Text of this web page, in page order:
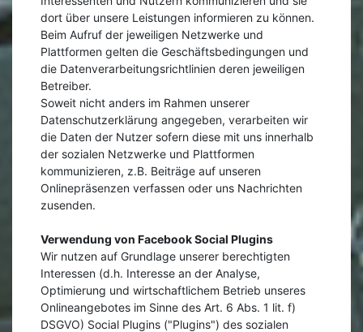
dort über unsere Leistungen informieren zu können.
Beim Aufruf der jeweiligen Netzwerke und
Plattformen gelten die Geschäftsbedingungen und
die Datenverarbeitungsrichtlinien deren jeweiligen
Betreiber.
Soweit nicht anders im Rahmen unserer
Datenschutzerklärung angegeben, verarbeiten wir
die Daten der Nutzer sofern diese mit uns innerhalb
der sozialen Netzwerke und Plattformen
kommunizieren, z.B. Beiträge auf unseren
Onlinepräsenzen verfassen oder uns Nachrichten
zusenden.
Verwendung von Facebook Social Plugins
Wir nutzen auf Grundlage unserer berechtigten
Interessen (d.h. Interesse an der Analyse,
Optimierung und wirtschaftlichem Betrieb unseres
Onlineangebotes im Sinne des Art. 6 Abs. 1 lit. f)
DSGVO) Social Plugins ("Plugins") des sozialen